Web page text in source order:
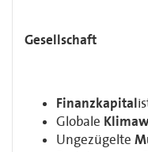
Gesellschaft
Finanzkapital
Globale
Ungezügelte